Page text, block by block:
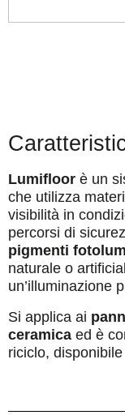
Lumifloor è un
che utilizza
visibilità in
percorsi di
pigmenti
naturale o
un’illuminazione
Si applica ai
ceramica ed è
riciclo,